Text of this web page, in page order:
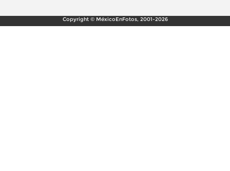
Copyright © MéxicoEnFotos, 2001-2026